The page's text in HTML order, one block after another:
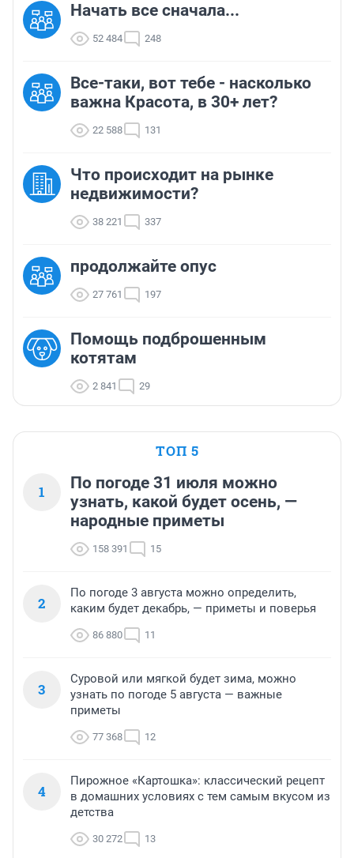
Начать все сначала...
52 484 248
Все-таки, вот тебе - насколько
важна Красота, в 30+ лет?
22 588 131
Что происходит на рынке
недвижимости?
38 221 337
продолжайте опус
27 761 197
Помощь подброшенным
котятам
2 841 29
ТОП 5
1
По погоде 31 июля можно
узнать, какой будет осень, —
народные приметы
158 391 15
2
По погоде 3 августа можно определить,
каким будет декабрь, — приметы и поверья
86 880 11
3
Суровой или мягкой будет зима, можно
узнать по погоде 5 августа — важные
приметы
77 368 12
4
Пирожное «Картошка»: классический рецепт
в домашних условиях с тем самым вкусом из
детства
30 272 13